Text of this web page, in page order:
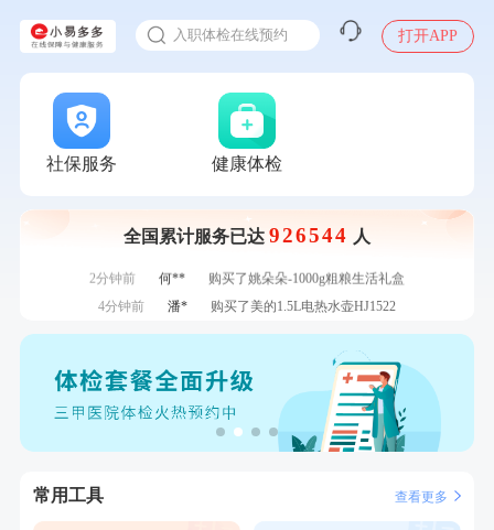
入职体检在线预约
打开APP
社保服务 健康体检
全国累计服务已达 926544 人
7分钟前 毛**
购买了汤臣倍健多维男士多种维生素矿物质片1.5g*60片*2
瓶
7分钟前 刘**
成功预约了入职体检套餐
成功预约糖尿病强化体检套餐
购买了BP3颈椎热敷枕
购买了BP3颈椎热敷枕
成功预约糖尿病强化体检套餐
2分钟前
江**
成功预约了标准套餐（男）
2分钟前
何**
购买了姚朵朵-1000g粗粮生活礼盒
4分钟前
潘*
购买了美的1.5L电热水壶HJ1522
成功预约了精英体检套餐
6分钟前
袁**
购买了美的体重秤 MO-CW5 白色
7分钟前
毛**
购买了汤臣倍健多维男士多种维生素矿物质片1.5g*60片*2
瓶
成功预约了入职体检套餐
常用工具 查看更多